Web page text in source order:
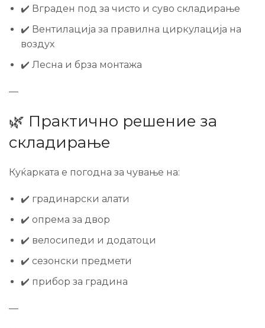
✔️ Вграден под за чисто и суво складирање
✔️ Вентилација за правилна циркулација на
воздух
✔️ Лесна и брза монтажа
—
🌿 Практично решение за
складирање
Куќарката е погодна за чување на:
✔️ градинарски алати
✔️ опрема за двор
✔️ велосипеди и додатоци
✔️ сезонски предмети
✔️ прибор за градина
—